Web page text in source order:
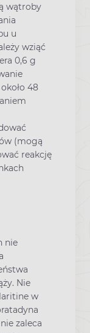
wątroby
u
wziąć
0,6 g
48
(mogą
reakcję
nie
Nie
w
zaleca